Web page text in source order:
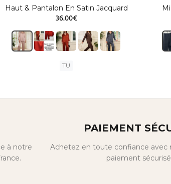
Haut & Pantalon En Satin Jacquard
36.00€
TU
à notre
PAIEMENT
Achetez en toute confiance avec
paiement